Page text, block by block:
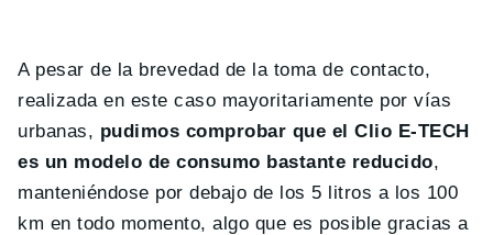
A pesar de la brevedad de la toma de contacto,
realizada en este caso mayoritariamente por vías
urbanas, pudimos comprobar que el Clio E-TECH
es un modelo de consumo bastante reducido,
manteniéndose por debajo de los 5 litros a los 100
km en todo momento, algo que es posible gracias a